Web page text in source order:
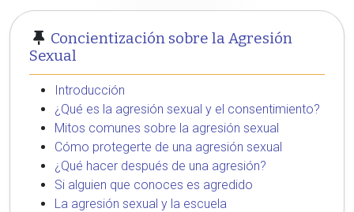
Concientización sobre la Agresión
Sexual
Introducción
¿Qué es la agresión sexual y el consentimiento?
Mitos comunes sobre la agresión sexual
Cómo protegerte de una agresión sexual
¿Qué hacer después de una agresión?
Si alguien que conoces es agredido
La agresión sexual y la escuela